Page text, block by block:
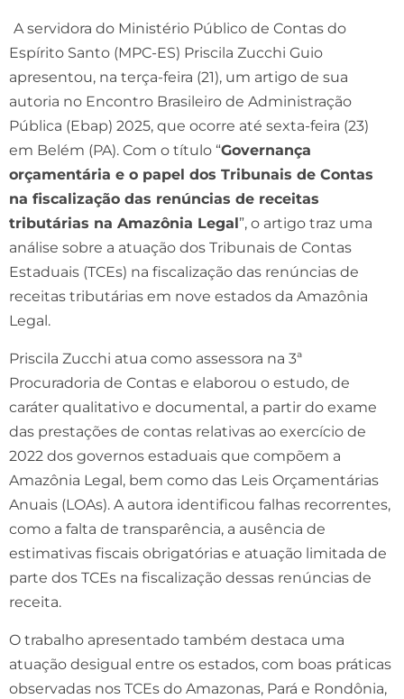
A servidora do Ministério Público de Contas do
Espírito Santo (MPC-ES) Priscila Zucchi Guio
apresentou, na terça-feira (21), um artigo de sua
autoria no Encontro Brasileiro de Administração
Pública (Ebap) 2025, que ocorre até sexta-feira (23)
em Belém (PA). Com o título “Governança
orçamentária e o papel dos Tribunais de Contas
na fiscalização das renúncias de receitas
tributárias na Amazônia Legal”, o artigo traz uma
análise sobre a atuação dos Tribunais de Contas
Estaduais (TCEs) na fiscalização das renúncias de
receitas tributárias em nove estados da Amazônia
Legal.
Priscila Zucchi atua como assessora na 3ª
Procuradoria de Contas e elaborou o estudo, de
caráter qualitativo e documental, a partir do exame
das prestações de contas relativas ao exercício de
2022 dos governos estaduais que compõem a
Amazônia Legal, bem como das Leis Orçamentárias
Anuais (LOAs). A autora identificou falhas recorrentes,
como a falta de transparência, a ausência de
estimativas fiscais obrigatórias e atuação limitada de
parte dos TCEs na fiscalização dessas renúncias de
receita.
O trabalho apresentado também destaca uma
atuação desigual entre os estados, com boas práticas
observadas nos TCEs do Amazonas, Pará e Rondônia,